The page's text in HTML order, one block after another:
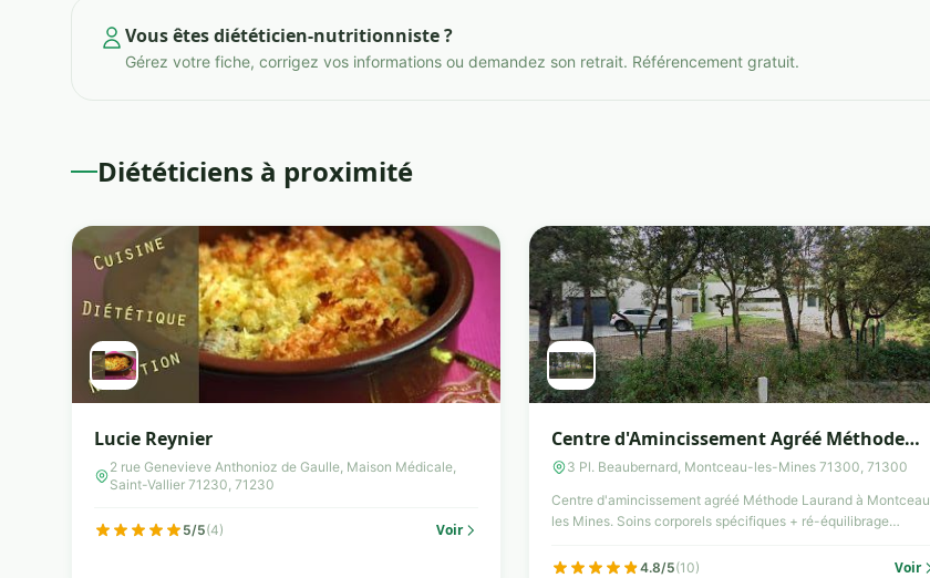
Vous êtes diététicien-nutritionniste ?
Gérez votre fiche, corrigez vos informations ou demandez son retrait. Référencement gratuit.
Diététiciens à proximité
Lucie Reynier
2 rue Genevieve Anthonioz de Gaulle, Maison Médicale,
Saint-Vallier 71230, 71230
5/5(4) Voir
Centre d'Amincissement Agréé Méthode
Laurand
3 Pl. Beaubernard, Montceau-les-Mines 71300, 71300
Centre d'amincissement agréé Méthode Laurand à Montceau
les Mines. Soins corporels spécifiques + ré-équilibrage
4.8/5(10) Voir